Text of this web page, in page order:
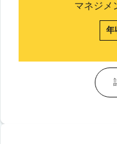
マネジメ
年